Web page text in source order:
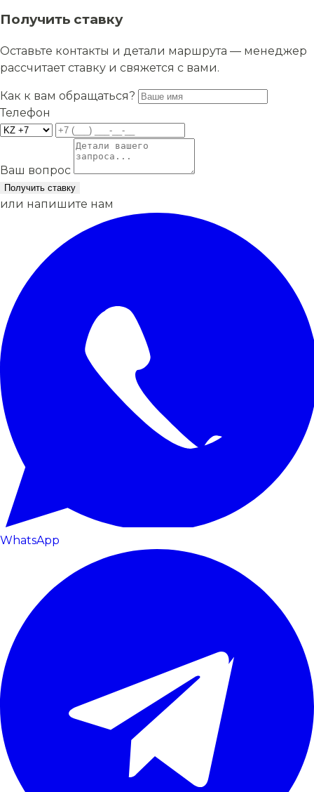
Получить ставку
Оставьте контакты и детали маршрута — менеджер
рассчитает ставку и свяжется с вами.
Как к вам обращаться?
Телефон
Ваш вопрос
Получить ставку
или напишите нам
WhatsApp